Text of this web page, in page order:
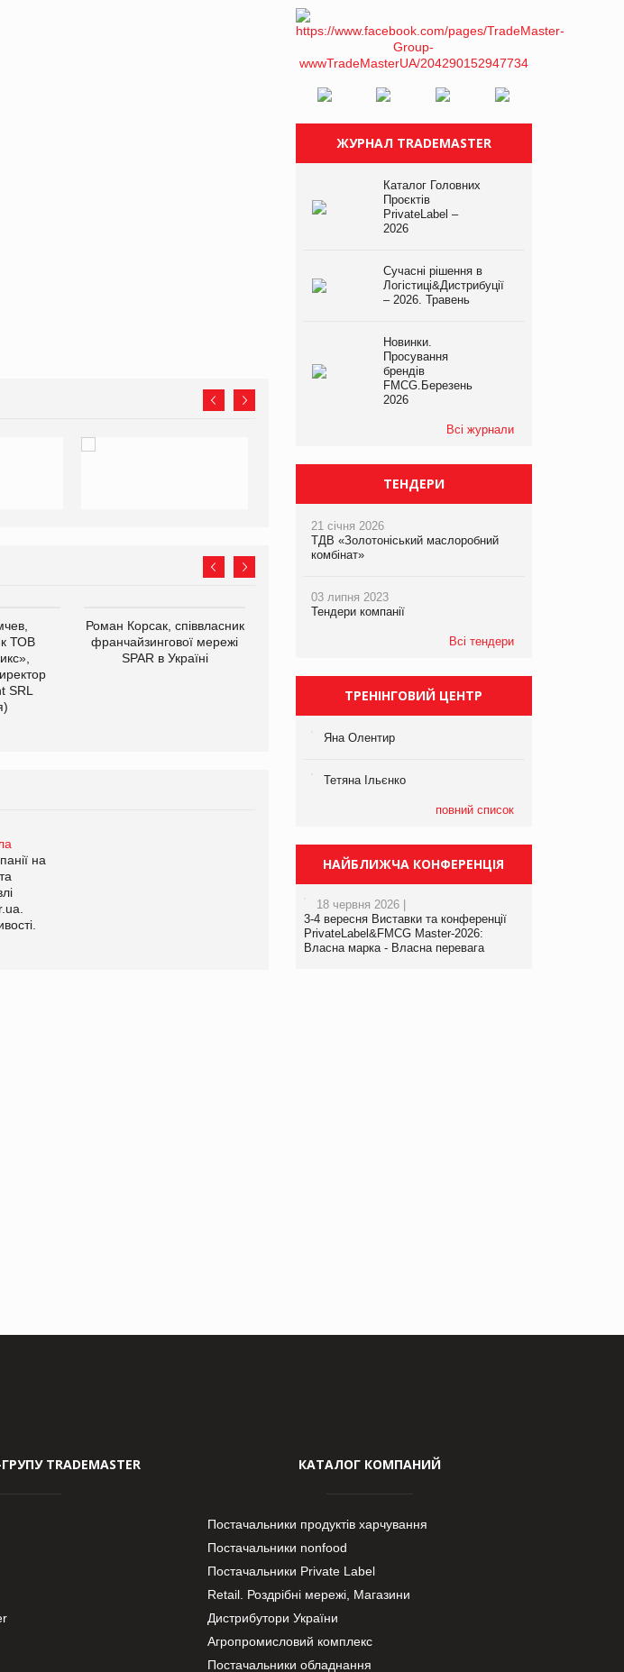
ТОВ
SRL
Роман Корсак, співвласник
франчайзингової мережі
SPAR в Україні
виробництва
компанії «УкраМарин»
на
Брагина Людмила
Просування компанії на
www.trademaster.ua.
правила. Особливості.
ЖУРНАЛ TRADEMASTER
Каталог Головних
Проєктів
PrivateLabel –
2026
Сучасні рішення в
Логістиці&Дистрибуції
– 2026. Травень
Новинки.
Просування
брендів
FMCG.Березень
2026
Всі журнали
ТЕНДЕРИ
21 січня 2026
ТДВ «Золотоніський маслоробний
комбінат»
03 липня 2023
Тендери компанії
Всі тендери
ТРЕНІНГОВИЙ ЦЕНТР
Яна Олентир
Тетяна Ільєнко
повний список
НАЙБЛИЖЧА КОНФЕРЕНЦІЯ
18 червня 2026 |
3-4 вересня Виставки та конференції
PrivateLabel&FMCG Master-2026:
Власна марка - Власна перевага
TRADEMASTER КАТАЛОГ КОМПАНИЙ
Постачальники продуктів харчування
Постачальники nonfood
Постачальники Private Label
Retail. Роздрібні мережі, Магазини
Дистрибутори України
Агропромисловий комплекс
Постачальники обладнання